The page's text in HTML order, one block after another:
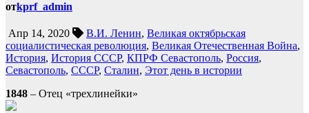
отkprf_admin
Апр 14, 2020 В.И. Ленин, Великая октябрьская
социалистическая революция, Великая Отечественная Война,
История, История СССР, КПРФ Севастополь, Россия,
Севастополь, СССР, Сталин, Этот день в истории
1848 – Отец «трехлинейки»